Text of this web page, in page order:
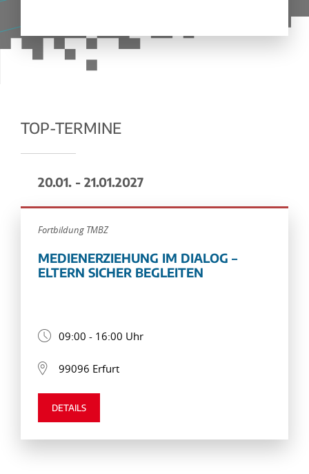
TOP-TERMINE
20.01. - 21.01.2027
Fortbildung TMBZ
MEDIENERZIEHUNG IM DIALOG –
ELTERN SICHER BEGLEITEN
09:00 - 16:00 Uhr
99096 Erfurt
DETAILS